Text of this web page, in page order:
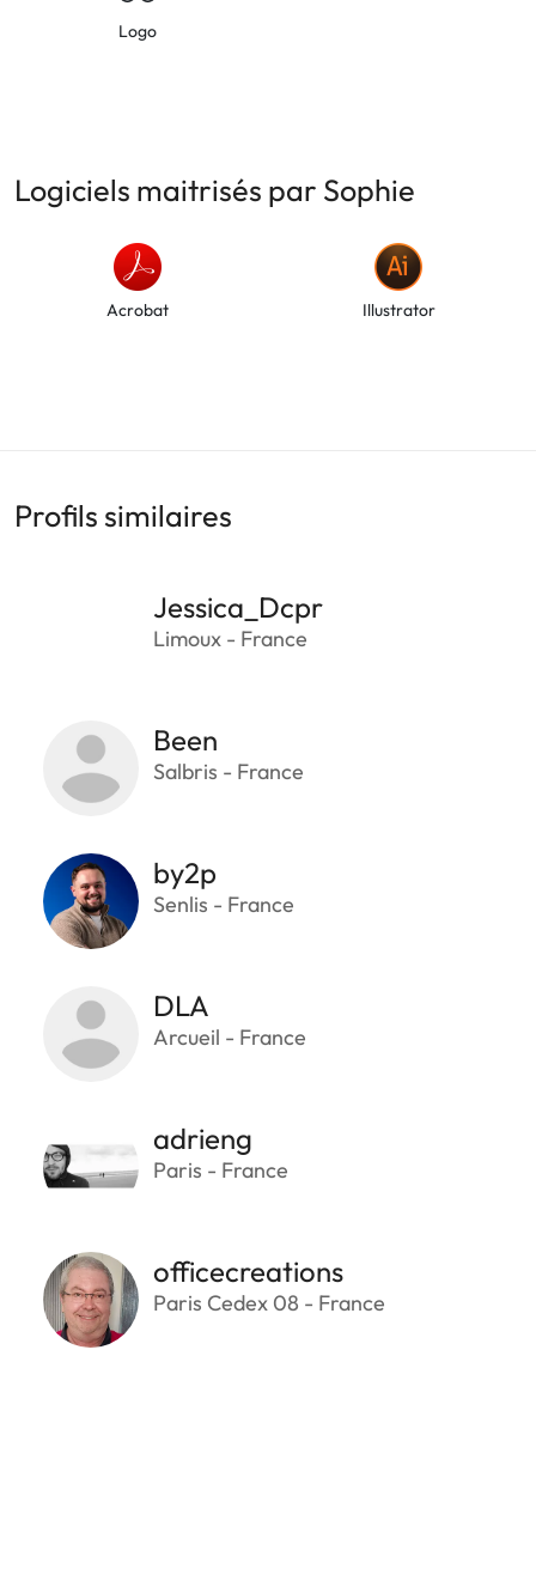
Logo
Logiciels maitrisés par Sophie
Acrobat Illustrator
Profils similaires
Jessica_Dcpr
Limoux - France
Been
Salbris - France
by2p
Senlis - France
DLA
Arcueil - France
adrieng
Paris - France
officecreations
Paris Cedex 08 - France